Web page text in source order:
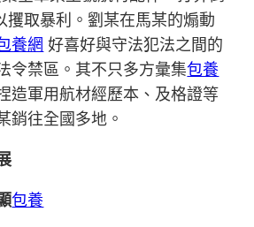
攫取暴利。劉某在馬某的煽動
養網 好喜好與守法犯法之間的
令禁區。其不只多方彙集包養
造軍用航材經歷本、及格證等
銷往全國多地。
包養